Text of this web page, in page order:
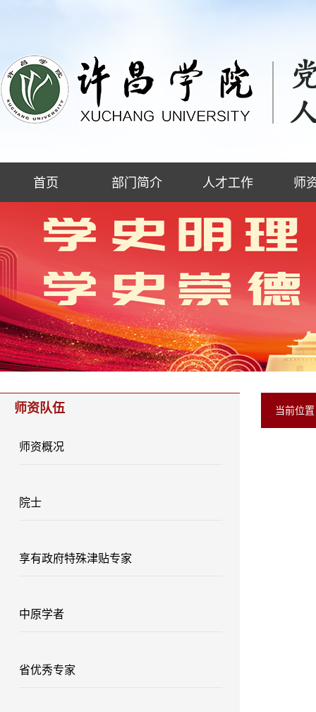
首页 部门简介 人才工作 师
师资队伍
师资概况
院士
享有政府特殊津贴专家
中原学者
省优秀专家
当前位